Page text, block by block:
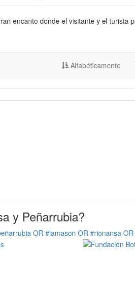
encanto donde el visitante y el
Alfabéticamente
y Peñarrubia?
OR #lamason OR #rionansa